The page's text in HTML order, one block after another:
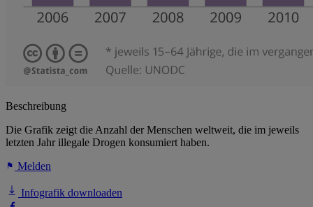
Beschreibung
Die Grafik zeigt die Anzahl der Menschen weltweit, die im jeweils
letzten Jahr illegale Drogen konsumiert haben.
Melden
Infografik downloaden